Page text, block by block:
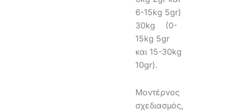
6-15kg 5gr)
30kg (0-
15kg 5gr
και 15-30kg
10gr).
Μοντέρνος
σχεδιασμός,